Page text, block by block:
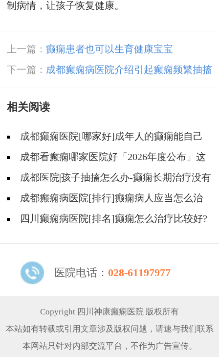
制病情，让孩子恢复健康。
上一篇： 癫痫患者也可以生育健康宝宝
下一篇： 成都癫痫病医院介绍引起癫痫频繁抽搐
的因素
相关阅读
成都癫痫医院[哪家好]成年人的癫痫能自己
恢复吗?
成都看癫痫哪家医院好「2026年度公布」这
些行为能有效减少癫痫带来的智力损伤
成都医院|孩子抽搐怎么办-癫痫长期治疗没有
效果怎么办?
成都癫痫病医院[排行]癫痫病人应当怎么治
疗? 四川癫痫病医院[排名]癫痫怎么治疗比较好?
医院电话： 028-61197977
Copyright 四川神康癫痫医院 版权所有
本站如有转载或引用文章涉及版权问题，请速与我们联系
本网站只针对内部交流平台，不作为广告宣传。